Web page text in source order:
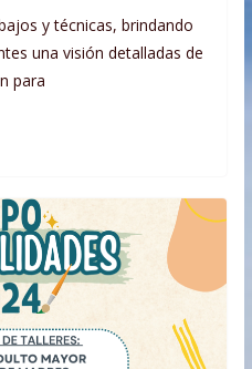
y técnicas, brindando
una visión detalladas de
para